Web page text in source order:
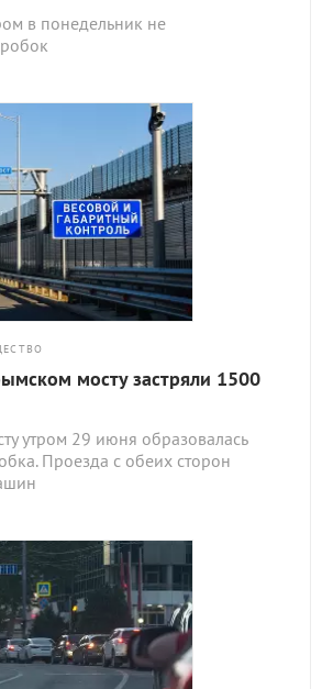
в понедельник не
мосту застряли 1500
утром 29 июня образовалась
Проезда с обеих сторон